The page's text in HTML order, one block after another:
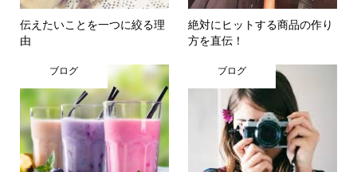
伝えたいことを一つに絞る理
由
絶対にヒットする商品の作り
方を直伝！
ブログ ブログ